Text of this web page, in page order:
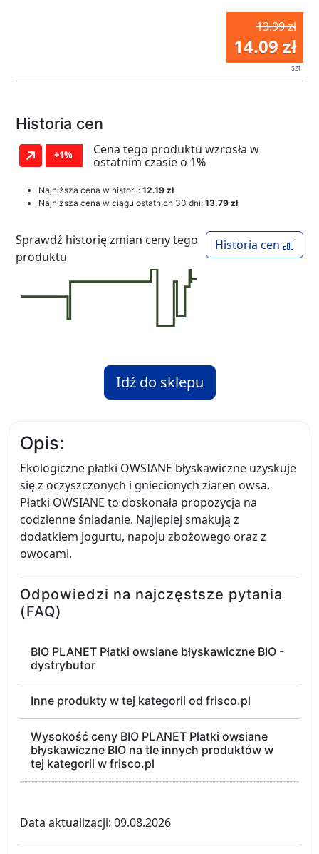
13.99 zł
14.09 zł
szt
Historia cen
+1%
Cena tego produktu wzrosła w
ostatnim czasie o 1%
Najniższa cena w historii: 12.19 zł
Najniższa cena w ciągu ostatnich 30 dni: 13.79 zł
Historia cen
Sprawdź historię zmian ceny tego
produktu
Idź do sklepu
Opis:
Ekologiczne płatki OWSIANE błyskawiczne uzyskuje
się z oczyszczonych i gniecionych ziaren owsa.
Płatki OWSIANE to doskonała propozycja na
codzienne śniadanie. Najlepiej smakują z
dodatkiem jogurtu, napoju zbożowego oraz z
owocami.
Odpowiedzi na najczęstsze pytania
(FAQ)
BIO PLANET Płatki owsiane błyskawiczne BIO -
dystrybutor
Inne produkty w tej kategorii od frisco.pl
Wysokość ceny BIO PLANET Płatki owsiane
błyskawiczne BIO na tle innych produktów w
tej kategorii w frisco.pl
Data aktualizacji: 09.08.2026